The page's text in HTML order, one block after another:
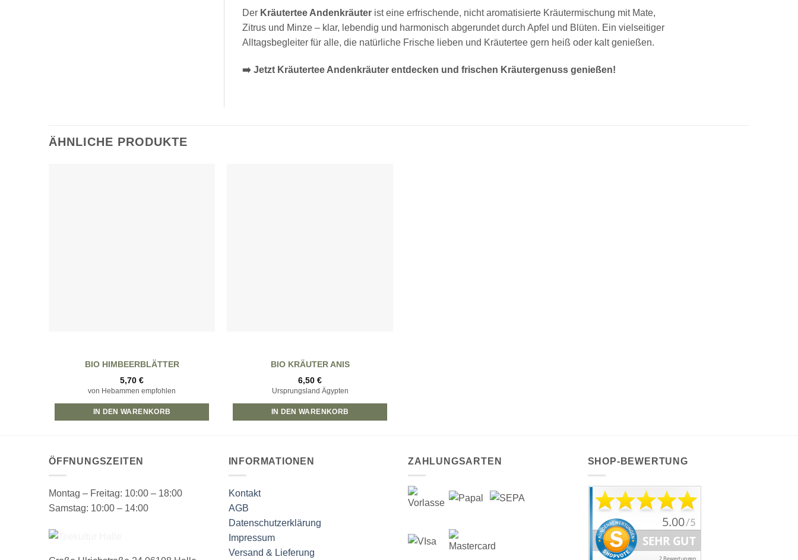
Der Kräutertee Andenkräuter ist eine erfrischende, nicht aromatisierte Kräutermischung mit Mate,
Zitrus und Minze – klar, lebendig und harmonisch abgerundet durch Apfel und Blüten. Ein vielseitiger
Alltagsbegleiter für alle, die natürliche Frische lieben und Kräutertee gern heiß oder kalt genießen.
➡️ Jetzt Kräutertee Andenkräuter entdecken und frischen Kräutergenuss genießen!
ÄHNLICHE PRODUKTE
BIO HIMBEERBLÄTTER
5,70 €
von Hebammen empfohlen
IN DEN WARENKORB
BIO KRÄUTER ANIS
6,50 €
Ursprungsland Ägypten
IN DEN WARENKORB
ÖFFNUNGSZEITEN
Montag – Freitag: 10:00 – 18:00
Samstag: 10:00 – 14:00
INFORMATIONEN
Kontakt
AGB
Datenschutzerklärung
Impressum
Versand & Lieferung
ZAHLUNGSARTEN SHOP-BEWERTUNG